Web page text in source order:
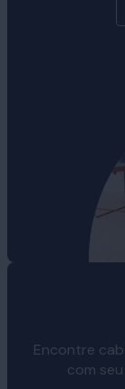
Encontre
com